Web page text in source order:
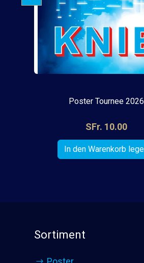
Poster Tournee 2026
SFr. 10.00
Sortiment